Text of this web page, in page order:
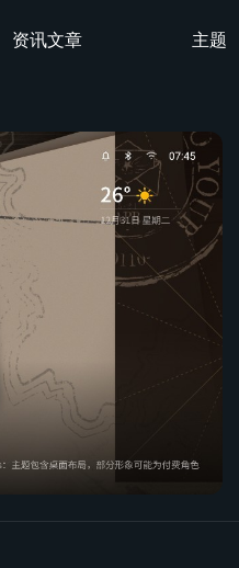
资讯文章 主题